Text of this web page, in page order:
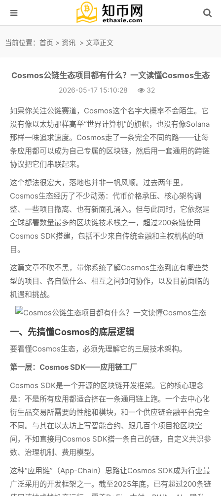
当前位置： 首页 > 资讯 > 文章正文
Cosmos公链生态项目都有什么？一文读懂Cosmos生态
2026-05-17 15:10:28 32
如果你关注公链赛道，Cosmos这个名字大概率不会陌生。它
没有像以太坊那样高举“世界计算机”的旗帜，也没有像Solana
那样一味追求速度。Cosmos走了一条完全不同的路——让每
条应用都可以成为自己专属的区块链，然后用一套通用的跨链
协议把它们串联起来。
这个想法很宏大，落地也并非一帆风顺。过去两年里，
Cosmos生态经历了不少动荡：代币价格承压、核心架构调
整、一些项目撤离、也有新面孔涌入。但与此同时，它依然是
全球部署数量最多的区块链技术栈之一，超过200条链使用
Cosmos SDK搭建，包括不少来自传统金融和主权机构的项
目。
这篇文章不吹不黑，带你系统了解Cosmos生态到底有哪些类
型的项目、各自做什么、相互之间如何协作，以及目前面临的
机遇和挑战。
一、先搞懂Cosmos的底层逻辑
要看懂Cosmos生态，必须先理解它的三层技术架构。
第一层：Cosmos SDK——应用链工厂
Cosmos SDK是一个开源的区块链开发框架。它的核心理念
是：不是所有应用都适合挤在一条通用链上跑。一个去中心化
衍生品交易所需要的性能和模块，和一个供应链金融平台完全
不同。与其在以太坊上写智能合约、跟几百个项目抢区块空
间，不如直接用Cosmos SDK搭一条自己的链，自定义共识参
数、治理机制、费用模型。
这种“应用链”（App-Chain）思路让Cosmos SDK成为行业最
广泛采用的开发框架之一。截至2025年底，已有超过200条链